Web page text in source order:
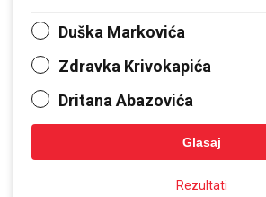
Duška Markovića
Zdravka Krivokapića
Dritana Abazovića
Glasaj
Rezultati